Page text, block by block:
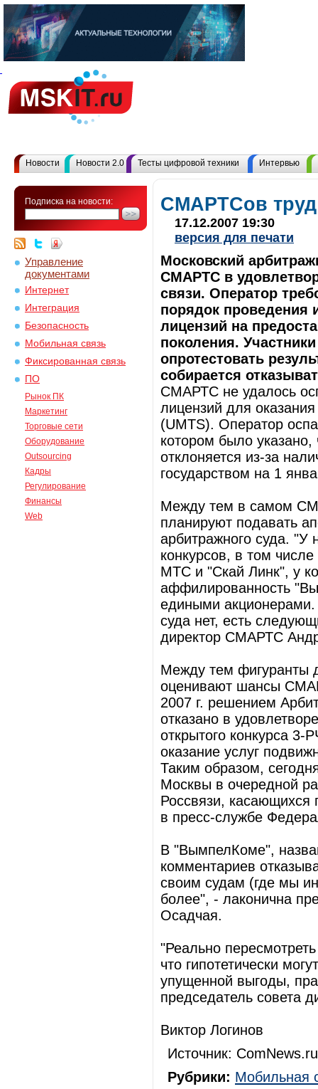
Новости Новости 2.0 Тесты цифровой техники Интервью
Подписка на новости:
Управление
документами
Интернет
Интеграция
Безопасность
Мобильная связь
Фиксированная связь
ПО
Рынок ПК
Маркетинг
Торговые сети
Оборудование
Outsourcing
Кадры
Регулирование
Финансы
Web
СМАРТСов труд
17.12.2007 19:30
версия для печати
Московский
СМАРТС в
связи. Оператор
порядок проведения
лицензий на
поколения.
опротестовать
собирается
СМАРТС не удалось
лицензий для оказания
(UMTS). Оператор
котором было
отклоняется из-за
государством на 1
Между тем в самом
планируют подавать
арбитражного суда. "У
конкурсов, в том
МТС и "Скай Линк", у
аффилированность
едиными
суда нет, есть
директор СМАРТС
Между тем фигуранты
оценивают шансы
2007 г. решением
отказано в
открытого конкурса 3-
оказание услуг
Таким образом,
Москвы в очередной
Россвязи, касающихся
в пресс-службе
В "ВымпелКоме",
комментариев
своим судам (где мы
более", - лаконична
Осадчая.
"Реально
что гипотетически
упущенной выгоды,
председатель совета
Виктор Логинов
Источник:
Рубрики: Мобильная